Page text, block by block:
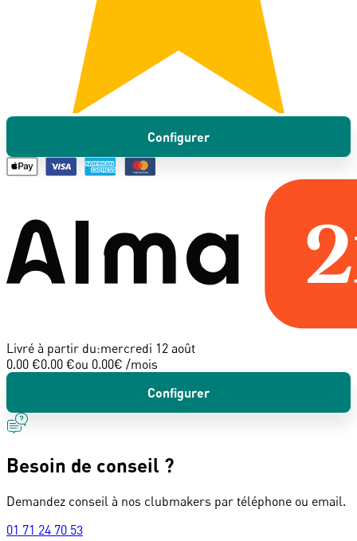
Configurer
Livré à partir du:mercredi 12 août
0.00 €0.00 €ou 0.00€ /mois
Configurer
Besoin de conseil ?
Demandez conseil à nos clubmakers par téléphone ou email.
01 71 24 70 53